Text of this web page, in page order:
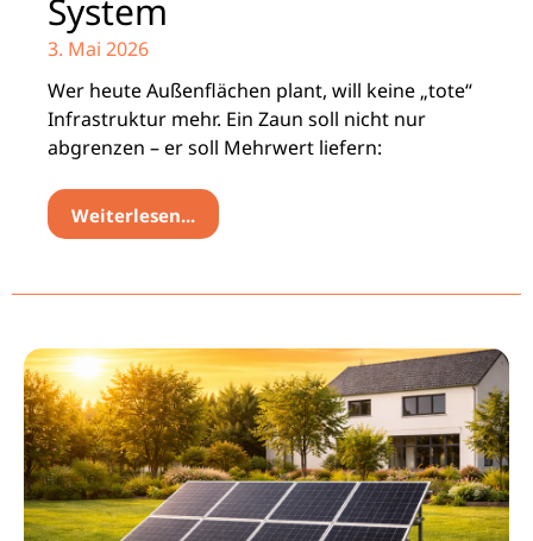
System
3. Mai 2026
Wer heute Außenflächen plant, will keine „tote“
Infrastruktur mehr. Ein Zaun soll nicht nur
abgrenzen – er soll Mehrwert liefern:
Weiterlesen...